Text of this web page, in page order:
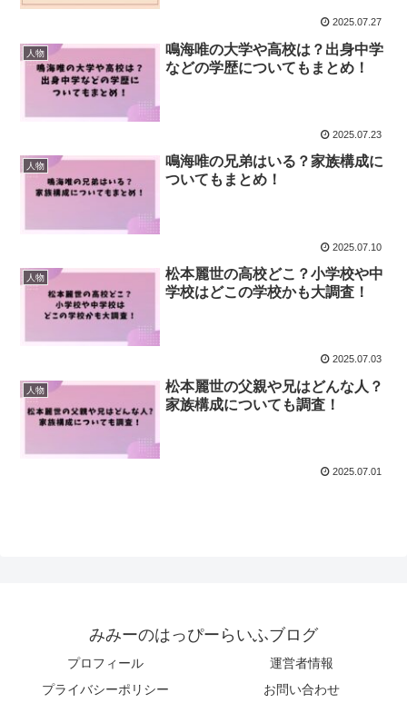
2025.07.27
人物
鳴海唯の大学や高校は？出身中学
などの学歴についてもまとめ！
2025.07.23
人物
鳴海唯の兄弟はいる？家族構成に
ついてもまとめ！
2025.07.10
人物
松本麗世の高校どこ？小学校や中
学校はどこの学校かも大調査！
2025.07.03
人物
松本麗世の父親や兄はどんな人？
家族構成についても調査！
2025.07.01
みみーのはっぴーらいふブログ
プロフィール
運営者情報
プライバシーポリシー
お問い合わせ